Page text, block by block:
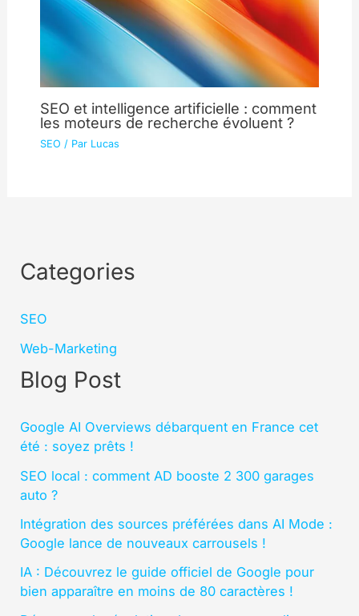
SEO et intelligence artificielle : comment
les moteurs de recherche évoluent ?
SEO / Par Lucas
Categories
SEO
Web-Marketing
Blog Post
Google AI Overviews débarquent en France cet
été : soyez prêts !
SEO local : comment AD booste 2 300 garages
auto ?
Intégration des sources préférées dans AI Mode :
Google lance de nouveaux carrousels !
IA : Découvrez le guide officiel de Google pour
bien apparaître en moins de 80 caractères !